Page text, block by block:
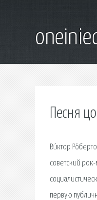
Песня
Ви́ктор
советский
первую